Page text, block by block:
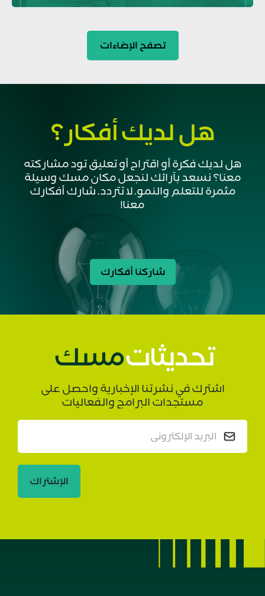
النمو المهني ومسارات التطوير الوظيفي للقادة
10 دقائق
القيادة
الحوارات التنفيذية مع الدكتور صالح الصالح،
نائب الرئيس لمعادن التحول في أرامكو
مشروع الشباب: عبر الثقافات - رسائل عابرة
للثقافات
تصفح الإضاءات
هل لديك أفكار؟
هل لديك فكرة أو اقتراح أو تعليق تود مشاركته
معنا؟ نسعد بآرائك لنجعل مكان مسك وسيلة
مثمرة للتعلم والنمو. لا تتردد. شارك أفكارك
معنا!
شاركنا أفكارك
مسكتحديثات
اشترك في نشرتنا الإخبارية واحصل على
مستجدات البرامج والفعاليات
الإشتراك